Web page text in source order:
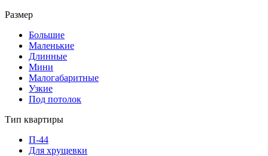
Размер
Большие
Маленькие
Длинные
Мини
Малогабаритные
Узкие
Под потолок
Тип квартиры
П-44
Для хрущевки